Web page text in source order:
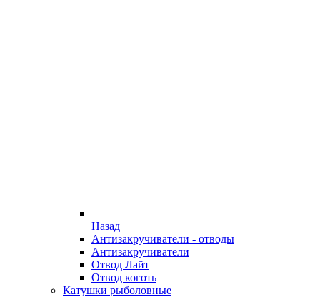
Назад
Антизакручиватели - отводы
Антизакручиватели
Отвод Лайт
Отвод коготь
Катушки рыболовные